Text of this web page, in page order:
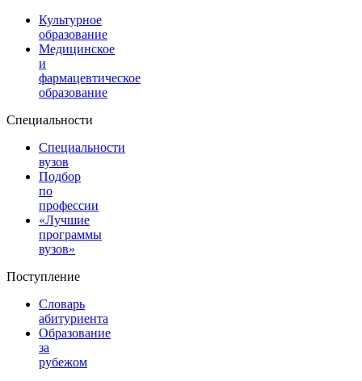
Культурное
образование
Медицинское
и
фармацевтическое
образование
Специальности
Специальности
вузов
Подбор
по
профессии
«Лучшие
программы
вузов»
Поступление
Словарь
абитуриента
Образование
за
рубежом